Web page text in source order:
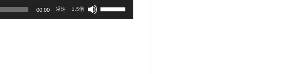
00:00 常速 1.5倍
使
用